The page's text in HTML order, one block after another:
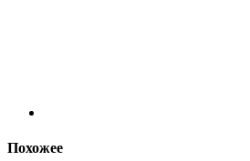
Похожее